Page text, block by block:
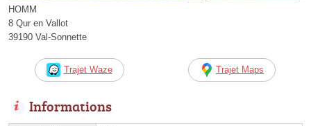
HOMM
8 Qur en Vallot
39190 Val-Sonnette
Trajet Waze Trajet Maps
Informations